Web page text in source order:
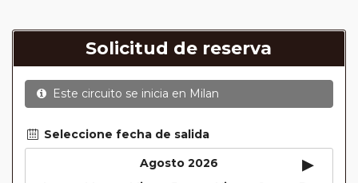
generados de cancelación y nueva emisión. Hacer una
reserva nueva puede implicar la posibilidad de no conseguir
plazas en los mismos vuelos previstos. Las compañías
aéreas se reservan el derecho de que un billete con un
pasaporte pueda ser motivo para denegar el embarque a
un viajero.
Circuitos con Avión / Tren incluidos:
Las compañías
Solicitud de reserva
Este circuito se inicia en Milan
Seleccione fecha de salida
Agosto 2026
▸